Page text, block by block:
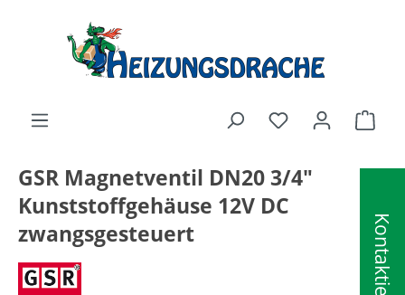
GSR Magnetventil DN20 3/4"
Kunststoffgehäuse 12V DC
zwangsgesteuert